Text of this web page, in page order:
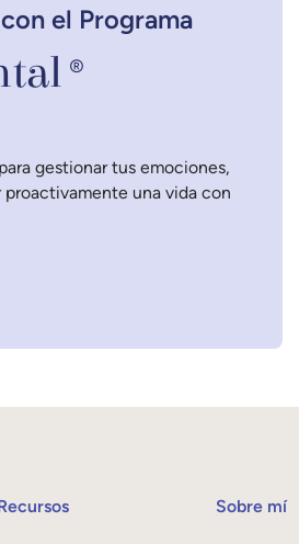
el Programa
®
gestionar tus emociones,
una vida con
Sobre mí